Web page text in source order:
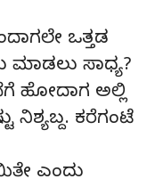
ಒತ್ತಡ
ಮಾಡಲು ಸಾಧ್ಯ?
ಹೋದಾಗ ಅಲ್ಲಿ
ನಿಶ್ಯಬ್ದ. ಕರೆಗಂಟೆ
ಎಂದು